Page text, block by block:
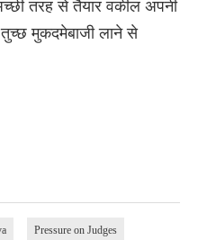
तरह से तैयार वकील अपनी
तुच्छ मुकदमेबाजी लाने से
Pressure on Judges